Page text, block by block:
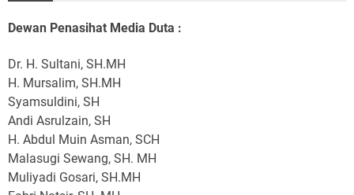
Dewan Penasihat Media Duta :
Dr. H. Sultani, SH.MH
H. Mursalim, SH.MH
Syamsuldini, SH
Andi Asrulzain, SH
H. Abdul Muin Asman, SCH
Malasugi Sewang, SH. MH
Muliyadi Gosari, SH.MH